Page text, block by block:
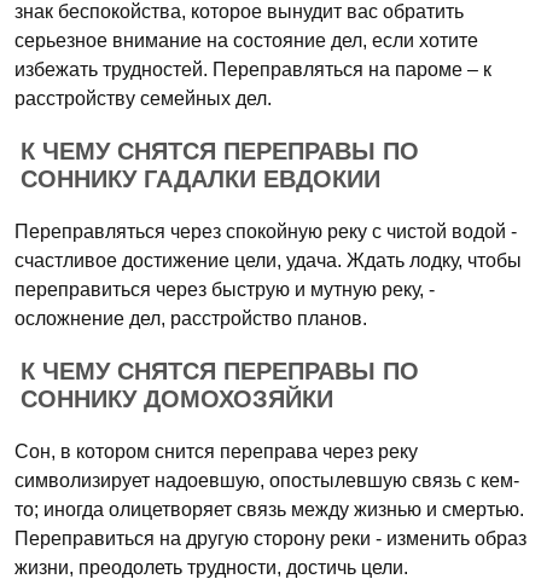
знак беспокойства, которое вынудит вас обратить
серьезное внимание на состояние дел, если хотите
избежать трудностей. Переправляться на пароме – к
расстройству семейных дел.
К ЧЕМУ СНЯТСЯ ПЕРЕПРАВЫ ПО
СОННИКУ ГАДАЛКИ ЕВДОКИИ
Переправляться через спокойную реку с чистой водой -
счастливое достижение цели, удача. Ждать лодку, чтобы
переправиться через быструю и мутную реку, -
осложнение дел, расстройство планов.
К ЧЕМУ СНЯТСЯ ПЕРЕПРАВЫ ПО
СОННИКУ ДОМОХОЗЯЙКИ
Сон, в котором снится переправа через реку
символизирует надоевшую, опостылевшую связь с кем-
то; иногда олицетворяет связь между жизнью и смертью.
Переправиться на другую сторону реки - изменить образ
жизни, преодолеть трудности, достичь цели.